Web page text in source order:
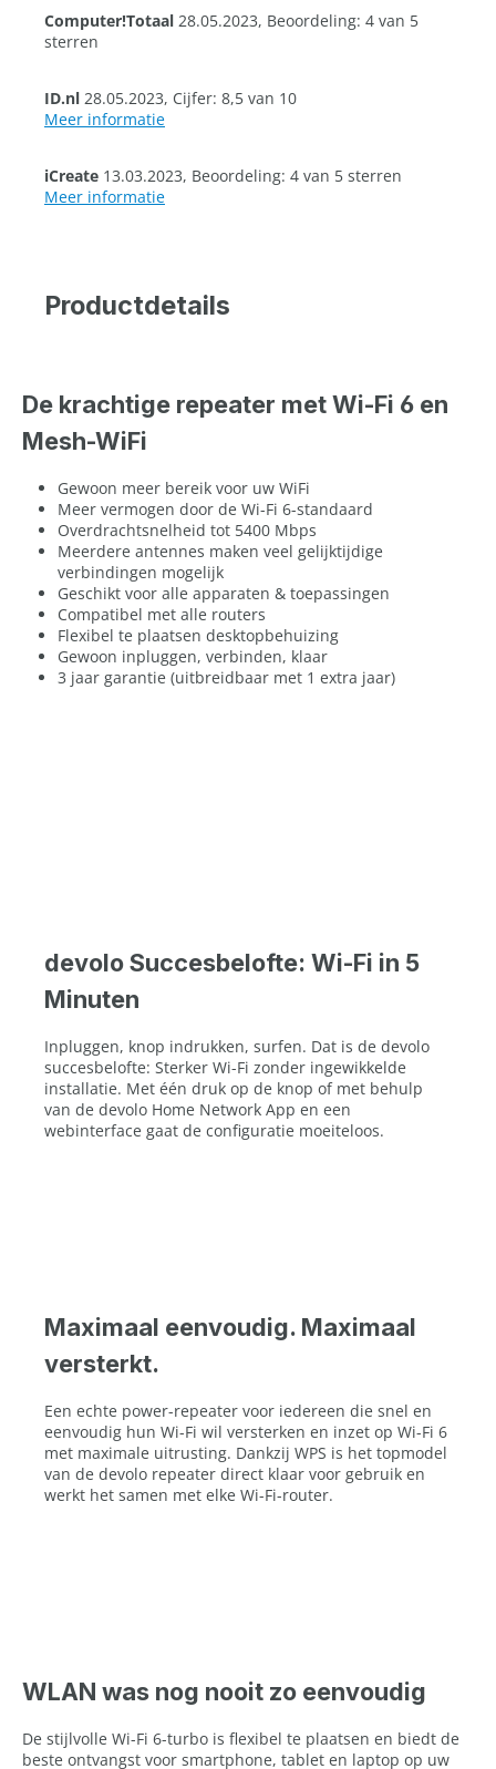
Computer!Totaal 28.05.2023, Beoordeling: 4 van 5
sterren
ID.nl 28.05.2023, Cijfer: 8,5 van 10
Meer informatie
iCreate 13.03.2023, Beoordeling: 4 van 5 sterren
Meer informatie
Productdetails
De krachtige repeater met Wi-Fi 6 en
Mesh-WiFi
Gewoon meer bereik voor uw WiFi
Meer vermogen door de Wi-Fi 6-standaard
Overdrachtsnelheid tot 5400 Mbps
Meerdere antennes maken veel gelijktijdige
verbindingen mogelijk
Geschikt voor alle apparaten & toepassingen
Compatibel met alle routers
Flexibel te plaatsen desktopbehuizing
Gewoon inpluggen, verbinden, klaar
3 jaar garantie (uitbreidbaar met 1 extra jaar)
devolo Succesbelofte: Wi-Fi in 5
Minuten
Inpluggen, knop indrukken, surfen. Dat is de devolo
succesbelofte: Sterker Wi-Fi zonder ingewikkelde
installatie. Met één druk op de knop of met behulp
van de devolo Home Network App en een
webinterface gaat de configuratie moeiteloos.
Maximaal eenvoudig. Maximaal
versterkt.
Een echte power-repeater voor iedereen die snel en
eenvoudig hun Wi-Fi wil versterken en inzet op Wi-Fi 6
met maximale uitrusting. Dankzij WPS is het topmodel
van de devolo repeater direct klaar voor gebruik en
werkt het samen met elke Wi-Fi-router.
WLAN was nog nooit zo eenvoudig
De stijlvolle Wi-Fi 6-turbo is flexibel te plaatsen en biedt de
beste ontvangst voor smartphone, tablet en laptop op uw